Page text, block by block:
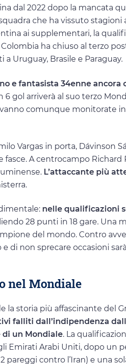
dal 2022 dopo la mancata
che ha vissuto stagioni
ai supplementari, la
ha chiuso al terzo
Uruguay, Brasile e Paraguay.
e fantasista 34enne ancora
6 gol arriverà al suo terzo
comunque monitorate
Vargas in porta, Dávinson
A centrocampo Richard
L’attaccante più
nelle qualificazioni
28 punti in 18 gare. Una
del mondo. Contro
di non sprecare occasioni
nel Mondiale
la storia più affascinante del
falliti dall’indipendenza
un Mondiale. La
Emirati Arabi Uniti, dopo un
contro l’Iran) e una